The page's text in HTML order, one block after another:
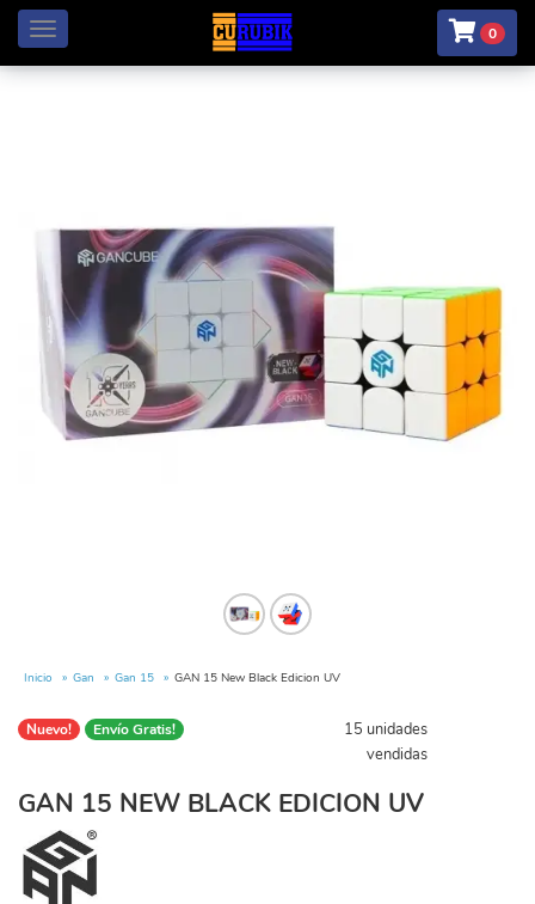
Menú 0
Inicio Gan Gan 15 GAN 15 New Black Edicion UV
Nuevo! Envío Gratis!
15 unidades
vendidas
GAN 15 NEW BLACK EDICION UV